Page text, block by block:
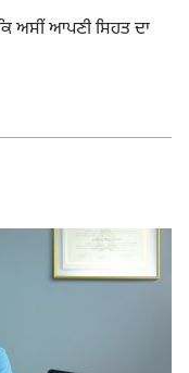
ਅਸੀਂ ਆਪਣੀ ਸਿਹਤ ਦਾ